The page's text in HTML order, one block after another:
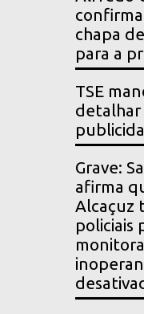
chapa
para a
TSE
detalhar
Grave:
afirma
Alcaçuz
policiais